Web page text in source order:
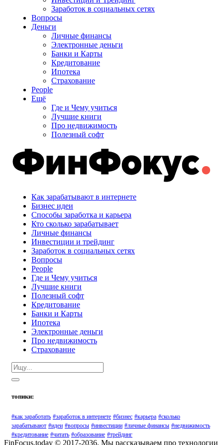
Заработок в социальных сетях
Вопросы
Деньги
Личные финансы
Электронные деньги
Банки и Карты
Кредитование
Ипотека
Страхование
People
Ещё
Где и Чему учиться
Лучшие книги
Про недвижимость
Полезный софт
Как зарабатывают в интернете
Бизнес идеи
Способы заработка и карьера
Кто сколько зарабатывает
Личные финансы
Инвестиции и трейдинг
Заработок в социальных сетях
Вопросы
People
Где и Чему учиться
Лучшие книги
Полезный софт
Кредитование
Банки и Карты
Ипотека
Электронные деньги
Про недвижимость
Страхование
топики:
#как заработать #заработок в интернете #бизнес #карьера #сколько
зарабатывают #идеи #вопросы #инвестиции #личные финансы #недвижимость
#кредитование #читать #образование #трейдинг
FinFocus.today © 2017-2036. Мы рассказываем про технологии